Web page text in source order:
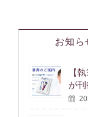
お知ら
【
が